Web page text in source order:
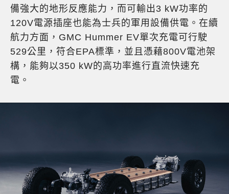
備強大的地形反應能力，而可輸出3 kW功率的
120V電源插座也能為士兵的軍用設備供電。在續
航力方面，GMC Hummer EV單次充電可行駛
529公里，符合EPA標準，並且憑藉800V電池架
構，能夠以350 kW的高功率進行直流快速充
電。